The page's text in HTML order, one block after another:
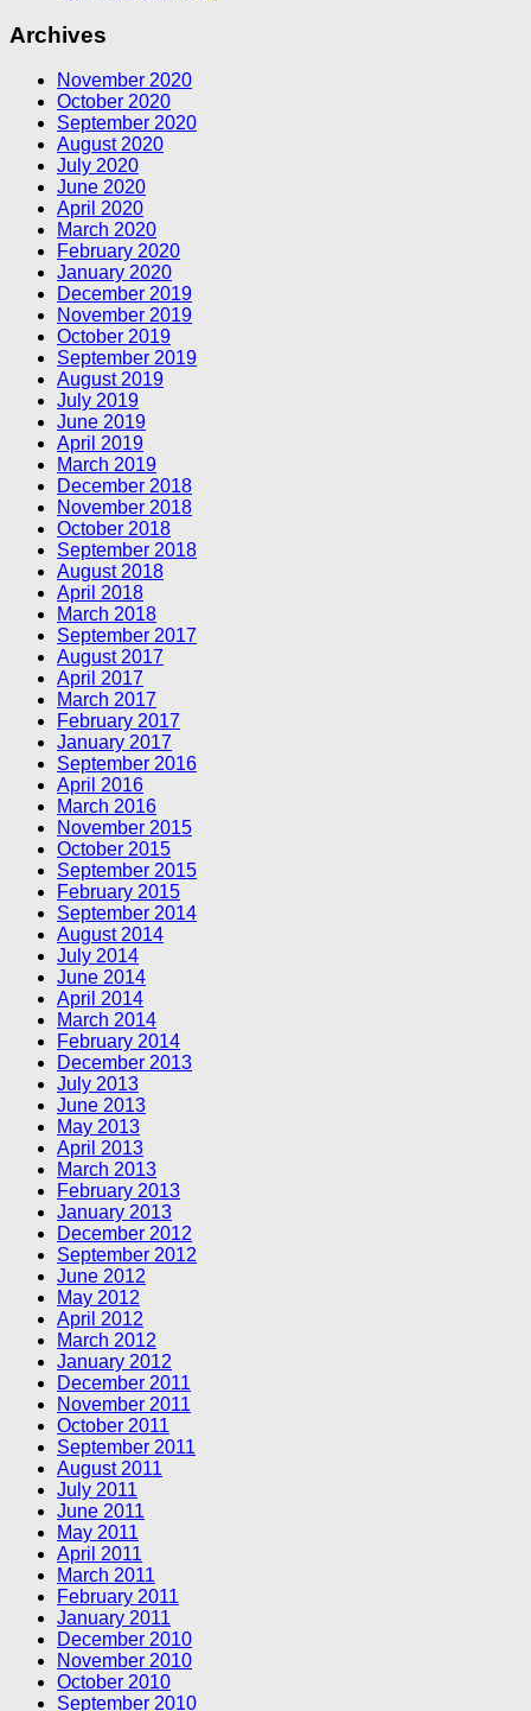
Archives
November 2020
October 2020
September 2020
August 2020
July 2020
June 2020
April 2020
March 2020
February 2020
January 2020
December 2019
November 2019
October 2019
September 2019
August 2019
July 2019
June 2019
April 2019
March 2019
December 2018
November 2018
October 2018
September 2018
August 2018
April 2018
March 2018
September 2017
August 2017
April 2017
March 2017
February 2017
January 2017
September 2016
April 2016
March 2016
November 2015
October 2015
September 2015
February 2015
September 2014
August 2014
July 2014
June 2014
April 2014
March 2014
February 2014
December 2013
July 2013
June 2013
May 2013
April 2013
March 2013
February 2013
January 2013
December 2012
September 2012
June 2012
May 2012
April 2012
March 2012
January 2012
December 2011
November 2011
October 2011
September 2011
August 2011
July 2011
June 2011
May 2011
April 2011
March 2011
February 2011
January 2011
December 2010
November 2010
October 2010
September 2010